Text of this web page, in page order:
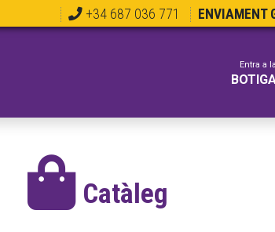
+34 687 036 771 ENVIAMENT
Entra a la
Catàleg